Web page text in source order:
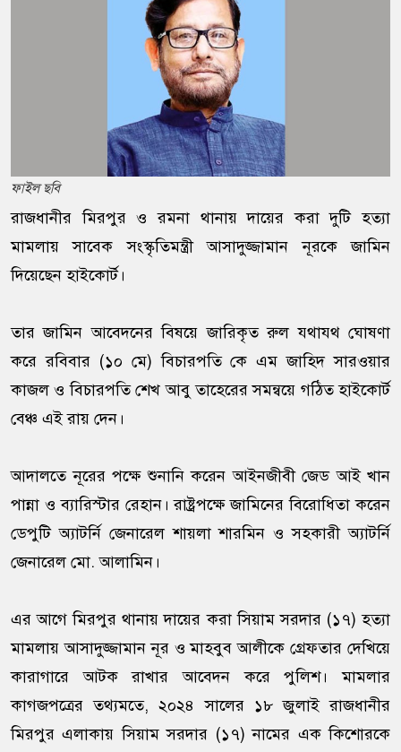
ফাইল ছবি
রাজধানীর মিরপুর ও রমনা থানায় দায়ের করা দুটি হত্যা
মামলায় সাবেক সংস্কৃতিমন্ত্রী আসাদুজ্জামান নূরকে জামিন
দিয়েছেন হাইকোর্ট।
তার জামিন আবেদনের বিষয়ে জারিকৃত রুল যথাযথ ঘোষণা
করে রবিবার (১০ মে) বিচারপতি কে এম জাহিদ সারওয়ার
কাজল ও বিচারপতি শেখ আবু তাহেরের সমন্বয়ে গঠিত হাইকোর্ট
বেঞ্চ এই রায় দেন।
আদালতে নূরের পক্ষে শুনানি করেন আইনজীবী জেড আই খান
পান্না ও ব্যারিস্টার রেহান। রাষ্ট্রপক্ষে জামিনের বিরোধিতা করেন
ডেপুটি অ্যাটর্নি জেনারেল শায়লা শারমিন ও সহকারী অ্যাটর্নি
জেনারেল মো. আলামিন।
এর আগে মিরপুর থানায় দায়ের করা সিয়াম সরদার (১৭) হত্যা
মামলায় আসাদুজ্জামান নূর ও মাহবুব আলীকে গ্রেফতার দেখিয়ে
কারাগারে আটক রাখার আবেদন করে পুলিশ। মামলার
কাগজপত্রের তথ্যমতে, ২০২৪ সালের ১৮ জুলাই রাজধানীর
মিরপুর এলাকায় সিয়াম সরদার (১৭) নামের এক কিশোরকে